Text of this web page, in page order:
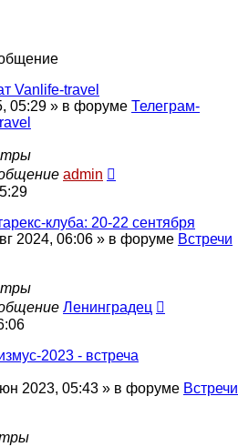
Vanlife-travel
05:29 » в форуме Телеграм-
admin
клуба: 20-22 сентября
2024, 06:06 » в форуме Встречи
Ленинградец
2023 - встреча
2023, 05:43 » в форуме Встречи